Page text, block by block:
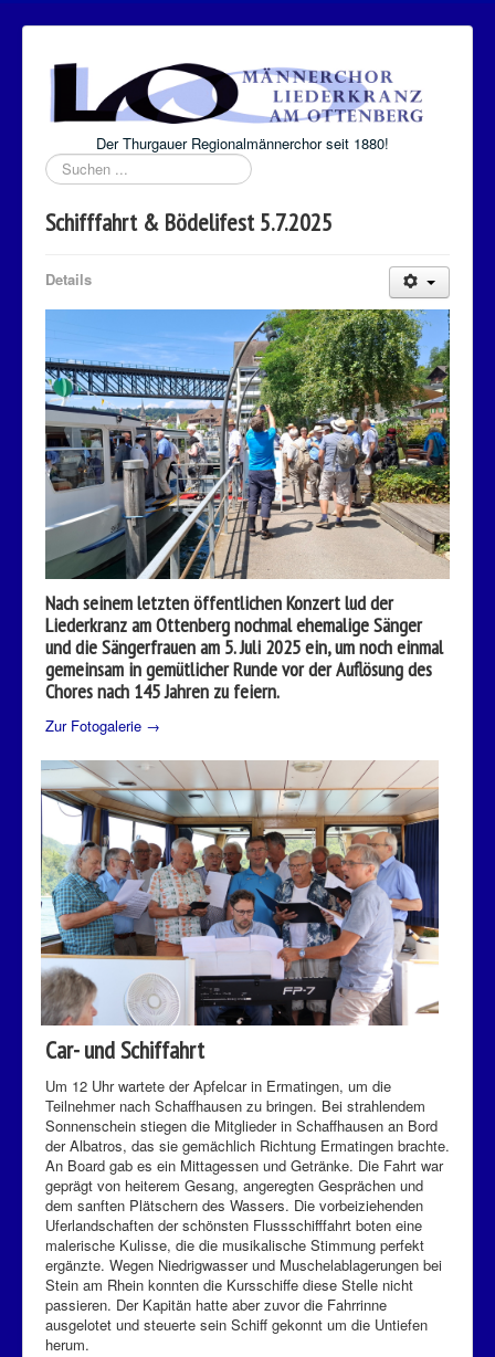
Der Thurgauer Regionalmännerchor seit 1880!
Suchen
...
Schifffahrt & Bödelifest 5.7.2025
Details
Nach seinem letzten öffentlichen Konzert lud der
Liederkranz am Ottenberg nochmal ehemalige Sänger
und die Sängerfrauen am 5. Juli 2025 ein, um noch einmal
gemeinsam in gemütlicher Runde vor der Auflösung des
Chores nach 145 Jahren zu feiern.
Zur Fotogalerie →
Car- und Schiffahrt
Um 12 Uhr wartete der Apfelcar in Ermatingen, um die
Teilnehmer nach Schaffhausen zu bringen. Bei strahlendem
Sonnenschein stiegen die Mitglieder in Schaffhausen an Bord
der Albatros, das sie gemächlich Richtung Ermatingen brachte.
An Board gab es ein Mittagessen und Getränke. Die Fahrt war
geprägt von heiterem Gesang, angeregten Gesprächen und
dem sanften Plätschern des Wassers. Die vorbeiziehenden
Uferlandschaften der schönsten Flussschifffahrt boten eine
malerische Kulisse, die die musikalische Stimmung perfekt
ergänzte. Wegen Niedrigwasser und Muschelablagerungen bei
Stein am Rhein konnten die Kursschiffe diese Stelle nicht
passieren. Der Kapitän hatte aber zuvor die Fahrrinne
ausgelotet und steuerte sein Schiff gekonnt um die Untiefen
herum.